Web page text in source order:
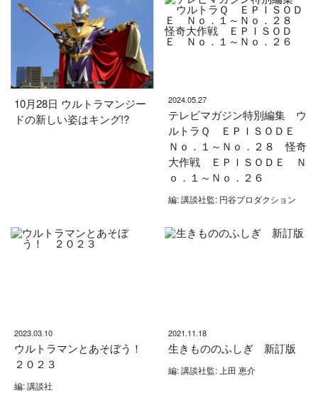
10月28日 ウルトラマンジー
ドの新しい姿はキング!?
2024.05.27
テレビマガジン特別編集 ウ
ルトラＱ ＥＰＩＳＯＤＥ
Ｎｏ．１～Ｎｏ．２８ 怪奇
大作戦 ＥＰＩＳＯＤＥ Ｎ
ｏ．１～Ｎｏ．２６
編: 講談社監: 円谷プロダクション
2023.03.10
ウルトラマンとあそぼう！
２０２３
編: 講談社
2021.11.18
生きもののふしぎ 新訂版
編: 講談社監: 上田 恵介